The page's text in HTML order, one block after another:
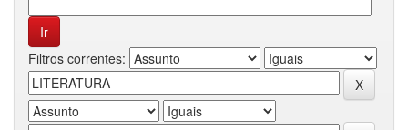
Filtros correntes: